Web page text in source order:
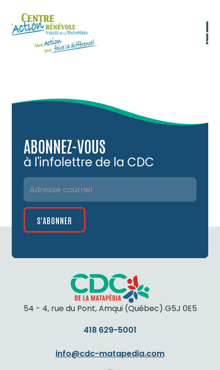
ABONNEZ-VOUS
à l'infolettre de la CDC
54 - 4, rue du Pont, Amqui (Québec) G5J 0E5
418 629-5001
info@cdc-matapedia.com